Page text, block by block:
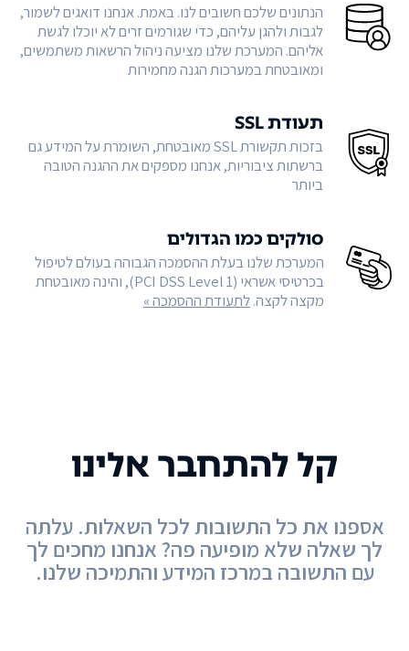
הנתונים שלכם חשובים לנו. באמת. אנחנו דואגים לשמור,
לגבות ולהגן עליהם, כדי שגורמים זרים לא יוכלו לגשת
אליהם. המערכת שלנו מציעה ניהול הרשאות משתמשים,
ומאובטחת במערכות הגנה מחמירות
תעודת SSL
בזכות תקשורת SSL מאובטחת, השומרת על המידע גם
ברשתות ציבוריות, אנחנו מספקים את ההגנה הטובה
ביותר
סולקים כמו הגדולים
המערכת שלנו בעלת ההסמכה הגבוהה בעולם לטיפול
בכרטיסי אשראי (PCI DSS Level 1), והינה מאובטחת
מקצה לקצה.לתעודת ההסמכה »
קל להתחבר אלינו
אספנו את כל התשובות לכל השאלות. עלתה
לך שאלה שלא מופיעה פה? אנחנו מחכים לך
עם התשובה במרכז המידע והתמיכה שלנו.